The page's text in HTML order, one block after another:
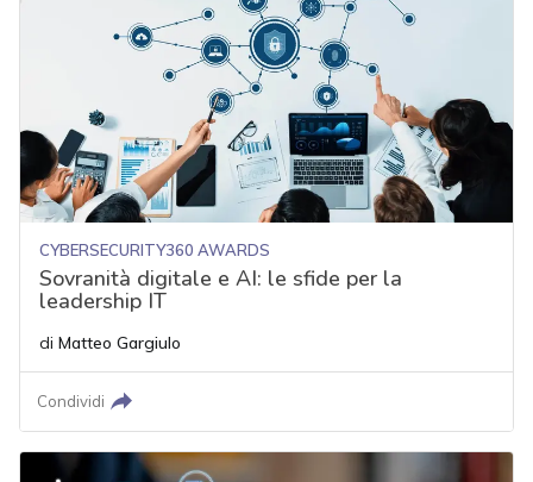
CYBERSECURITY360 AWARDS
Sovranità digitale e AI: le sfide per la
leadership IT
di Matteo Gargiulo
Condividi